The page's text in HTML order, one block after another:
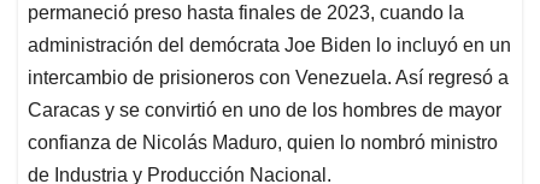
permaneció preso hasta finales de 2023, cuando la
administración del demócrata Joe Biden lo incluyó en un
intercambio de prisioneros con Venezuela. Así regresó a
Caracas y se convirtió en uno de los hombres de mayor
confianza de Nicolás Maduro, quien lo nombró ministro
de Industria y Producción Nacional.